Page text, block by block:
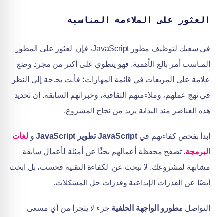
العثور على الملاءمة المناسبة
في سعيك لتوظيف مطور JavaScript، فإن العثور على المطور
المناسب أمر بالغ الأهمية. فهو ينطوي على أكثر من مجرد وضع
علامة على المربعات في قائمة المهارات؛ فأنت بحاجة إلى النظر
في نهج عملهم، وملاءمتهم الثقافية، وخبراتهم السابقة. إن تحديد
هذه العناصر منذ البداية يزيد من نجاح المشروع.
ابدأ بفحص كفاءتهم في JavaScript تطوير JavaScript و لغات
البرمجة. تصفح محفظة أعمالهم بحثًا عن أمثلة لأعمال سابقة
مشابهة لمشروعك. لا تبحث عن الكفاءة التقنية فحسب، بل ابحث
أيضًا عن القدرات الإبداعية وقدرات حل المشكلات.
التواصل مطورو الواجهة الخلفية جزء لا يتجزأ من أي مسعى